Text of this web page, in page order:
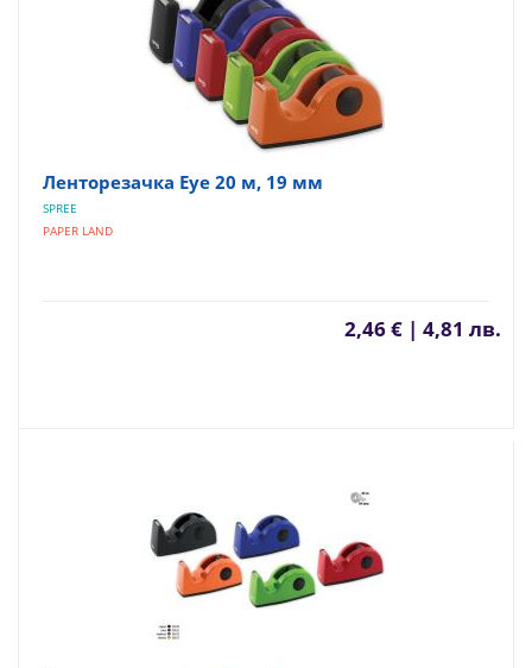
Ленторезачка Eye 20 м, 19 мм
SPREE
PAPER LAND
2,46 € | 4,81 лв.